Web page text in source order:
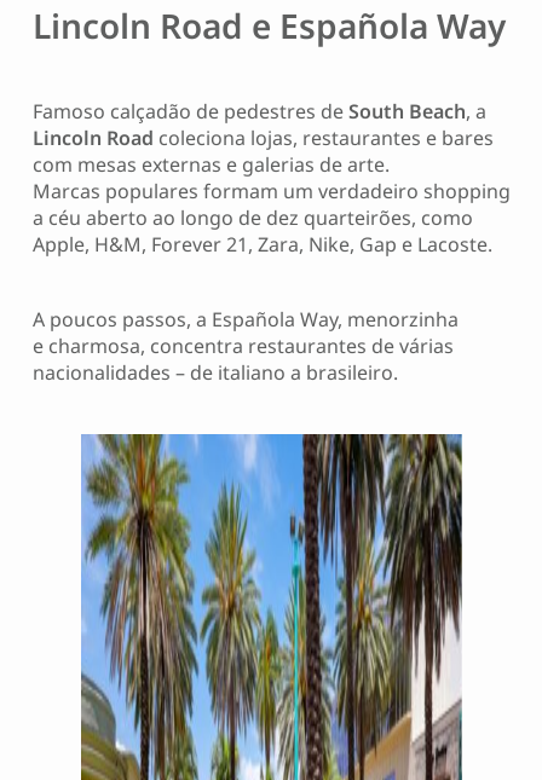
Lincoln Road e Española Way
Famoso calçadão de pedestres deSouth Beach, a
Lincoln Road coleciona lojas, restaurantes e bares
com mesas externas e galerias de arte.
Marcas populares formam um verdadeiro shopping
a céu aberto ao longo de dez quarteirões, como
Apple, H&M, Forever 21, Zara, Nike, Gap e Lacoste.
A poucos passos, a Española Way, menorzinha
e charmosa, concentra restaurantes de várias
nacionalidades – de italiano a brasileiro.